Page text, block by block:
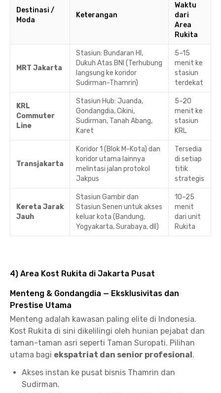
Destinasi /
Moda
Keterangan
Waktu
dari
Area
Rukita
MRT Jakarta
Stasiun: Bundaran HI,
Dukuh Atas BNI (Terhubung
langsung ke koridor
Sudirman-Thamrin)
5–15
menit ke
stasiun
terdekat
KRL
Commuter
Line
Stasiun Hub: Juanda,
Gondangdia, Cikini,
Sudirman, Tanah Abang,
Karet
5–20
menit ke
stasiun
KRL
Transjakarta
Koridor 1 (Blok M-Kota) dan
koridor utama lainnya
melintasi jalan protokol
Jakpus
Tersedia
di setiap
titik
strategis
Kereta Jarak
Jauh
Stasiun Gambir dan
Stasiun Senen untuk akses
keluar kota (Bandung,
Yogyakarta, Surabaya, dll)
10–25
menit
dari unit
Rukita
4) Area Kost Rukita di Jakarta Pusat
Menteng & Gondangdia — Eksklusivitas dan
Prestise Utama
Menteng adalah kawasan paling elite di Indonesia.
Kost Rukita di sini dikelilingi oleh hunian pejabat dan
taman-taman asri seperti Taman Suropati. Pilihan
utama bagi ekspatriat dan senior profesional.
Akses instan ke pusat bisnis Thamrin dan
Sudirman.